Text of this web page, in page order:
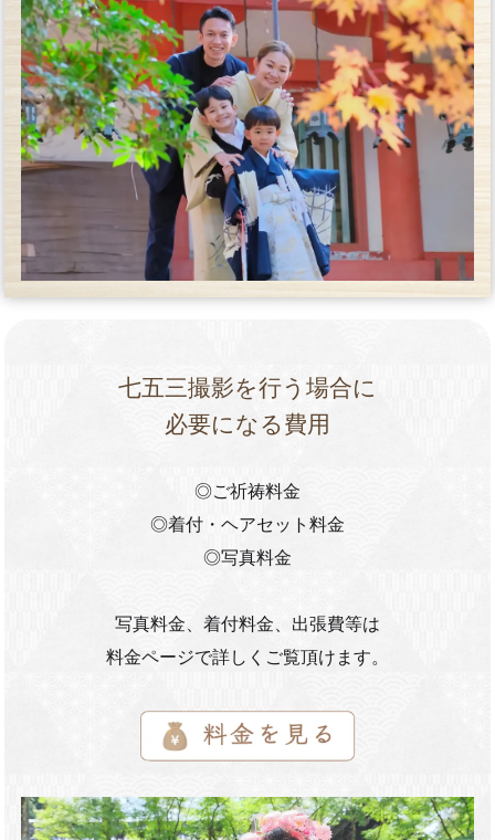
七五三撮影を行う場合に
必要になる費用
◎ご祈祷料金
◎着付・ヘアセット料金
◎写真料金
写真料金、着付料金、出張費等は
料金ページで詳しくご覧頂けます。